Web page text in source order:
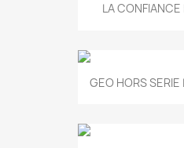
LA
GEO HORS SERIE